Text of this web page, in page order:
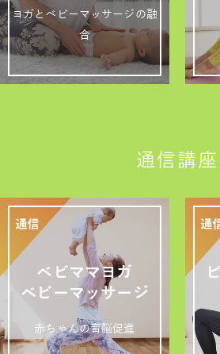
ヨガとベビーマッサージの融
合
通信講座
ベビママヨガ
ベビーマッサージ
赤ちゃんの育脳促進